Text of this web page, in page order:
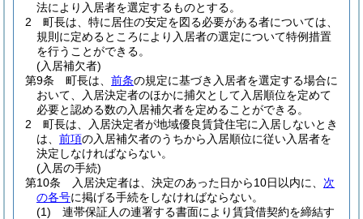
法により入居者を選定するものとする。
2
町長は、特に居住の安定を図る必要がある者については、
規則に定めるところにより入居者の選定について特例措置
を行うことができる。
(入居補欠者)
第9条
町長は、 前条の規定に基づき入居者を選定する場合に
おいて、入居決定者のほかに捕欠として入居順位を定めて
必要と認める数の入居補欠者を定めることができる。
2
町長は、入居決定者が地域優良賃貸住宅に入居しないとき
は、 前項の入居補欠者のうちから入居順位に従い入居者を
決定しなければならない。
(入居の手続)
第10条
入居決定者は、決定のあった日から10日以内に、 次
の各号に掲げる手続をしなければならない。
(1)
連帯保証人の連署する書面により賃貸借契約を締結す